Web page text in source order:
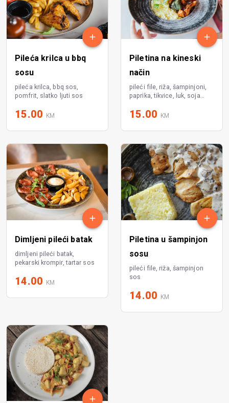
Pileća krilca u bbq
sosu
pileća krilca, bbq sos,
pomfrit, slatko ljuti sos
15.00 KM
Piletina na kineski
način
pileći file, riža, šampinjoni,
paprika, tikvice, luk, soja
15.00 KM
Dimljeni pileći batak
dimljeni pileći batak,
pekarski krompir, tartar sos
14.00 KM
Piletina u šampinjon
sosu
pileći file, riža, šampinjon
sos
14.00 KM